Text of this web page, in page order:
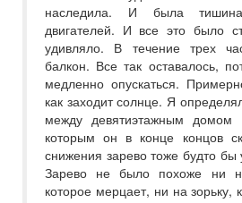
наследила. И была
двигателей. И все это было
удивляло. В течение трех
балкон. Все так оставалось,
медленно опускаться.
как заходит солнце. Я
между девятиэтажным домом
которым он в конце концов
снижения зарево тоже будто бы
Зарево не было похоже ни
которое мерцает, ни на зорьку,